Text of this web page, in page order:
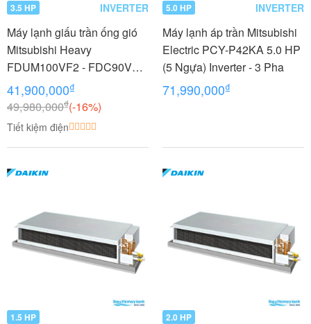
3.5 HP INVERTER
Máy lạnh giấu trần ống gió
Mitsubishi Heavy
FDUM100VF2 - FDC90VNP
3.5 HP (3.5 Ngựa) Inverter
41,900,000₫
49,980,000₫(-16%)
Tiết kiệm điện
5.0 HP INVERTER
Máy lạnh áp trần Mitsubishi
Electric PCY-P42KA 5.0 HP
(5 Ngựa) Inverter - 3 Pha
71,990,000₫
1.5 HP 2.0 HP